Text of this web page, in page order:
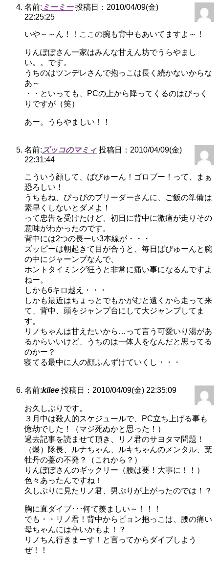
名前: ミーミー 投稿日：2010/04/09(金)
22:25:25
いや～～ん！！ここの腕も背中もあいてますよ～！
りんぽぽさん一家はみんな甘えん坊でうらやまし
い。。です。
うちのはツンデレさんで抱っこは長く続かないからな
あ～
・・といっても、PCの上から降ってくるのはびっく
りですが（笑）
あー。うらやましい！！
名前: ズッコのマミィ 投稿日：2010/04/09(金)
22:31:44
こういう顔して、ばびゅーん！ゴロブー！って、まぁ
恐ろしい！
うちもね、ぴっぴのブリーダーさんに、ご飯の準備は
素早くしないとダメよ！
って忠告を受けたけど、初日に背中に激痛が走りその
意味がわかったのです。
背中には2つの長ーい3本線が・・・
ズッピーは朝起きて目が合うと、毎日ばびゅーんと腕
の中にジャーンプなんで、
ホントタイミング狂うと非常に痛い事になるんですよ
ねー。
しかも6キロ越え・・・
しかも最近はちょっとでもかがむと遠くから走って来
て、背中、頭をジャンプ台にして大ジャンプしてま
す。
リノちゃんは甘えたいから…って言う可愛いり湯があ
るからいいけど、うちのは一体人をなんだと思ってる
のかー？
寝てる最中に人の顔ふんずけていくし・・・
名前:kilee 投稿日：2010/04/09(金) 22:35:09
お久しぶりです。
３月中は殺人的スケジュールで、PC立ち上げる事も
億劫でした！（マジ死ぬかと思った！）
過去記事を読ませて頂き、リノ君のサヨタマ問題！
（爆）隊長、ルナちゃん、ルキちゃんのメンタル、葉
牡丹の薹の不発？（これから？）
りんぽぽさんのギックリー（腰は要！大事に！！）
色々あったんですね！
久しぶりに見たリノ君、男ぷりが上がったのでは！？
胸に直ダイブ･･･何て羨ましい～！！！
でも・・リノ君！背中からピョン抱っこは、腰の痛い
母ちゃんには辛いかもよ！？
リノちん行きまーす！と言ってからダイブしよう
ぜ！！